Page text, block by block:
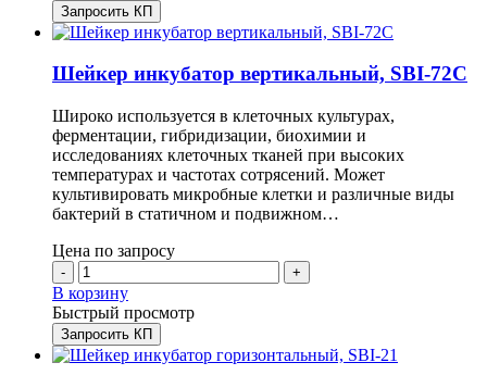
Запросить КП
Шейкер инкубатор вертикальный, SBI-72C
Широко используется в клеточных культурах,
ферментации, гибридизации, биохимии и
исследованиях клеточных тканей при высоких
температурах и частотах сотрясений. Может
культивировать микробные клетки и различные виды
бактерий в статичном и подвижном…
Цена по запросу
- +
В корзину
Быстрый просмотр
Запросить КП